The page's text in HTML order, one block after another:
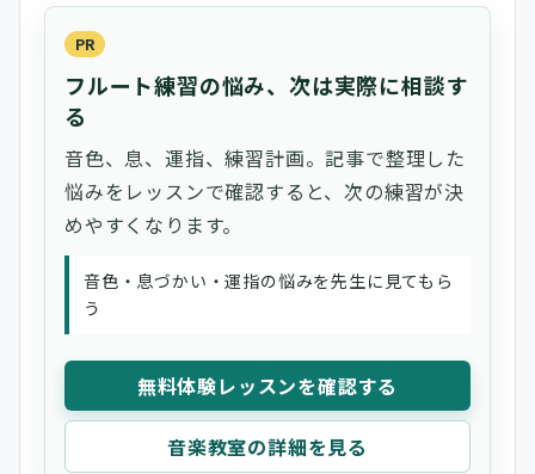
PR
フルート練習の悩み、次は実際に相談す
る
音色、息、運指、練習計画。記事で整理した
悩みをレッスンで確認すると、次の練習が決
めやすくなります。
音色・息づかい・運指の悩みを先生に見てもら
う
無料体験レッスンを確認する
音楽教室の詳細を見る